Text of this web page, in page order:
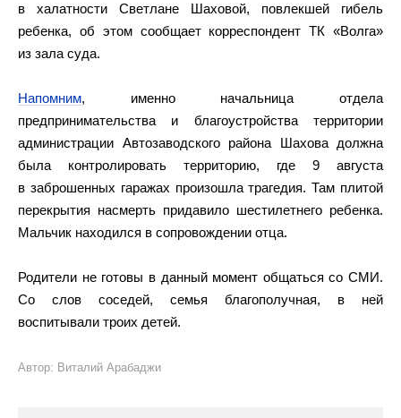
в халатности Светлане Шаховой, повлекшей гибель
ребенка, об этом сообщает корреспондент ТК «Волга»
из зала суда.
Напомним, именно начальница отдела
предпринимательства и благоустройства территории
администрации Автозаводского района Шахова должна
была контролировать территорию, где 9 августа
в заброшенных гаражах произошла трагедия. Там плитой
перекрытия насмерть придавило шестилетнего ребенка.
Мальчик находился в сопровождении отца.
Родители не готовы в данный момент общаться со СМИ.
Со слов соседей, семья благополучная, в ней
воспитывали троих детей.
Автор: Виталий Арабаджи